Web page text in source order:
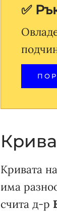
✅
Кривата
има
счита д-р